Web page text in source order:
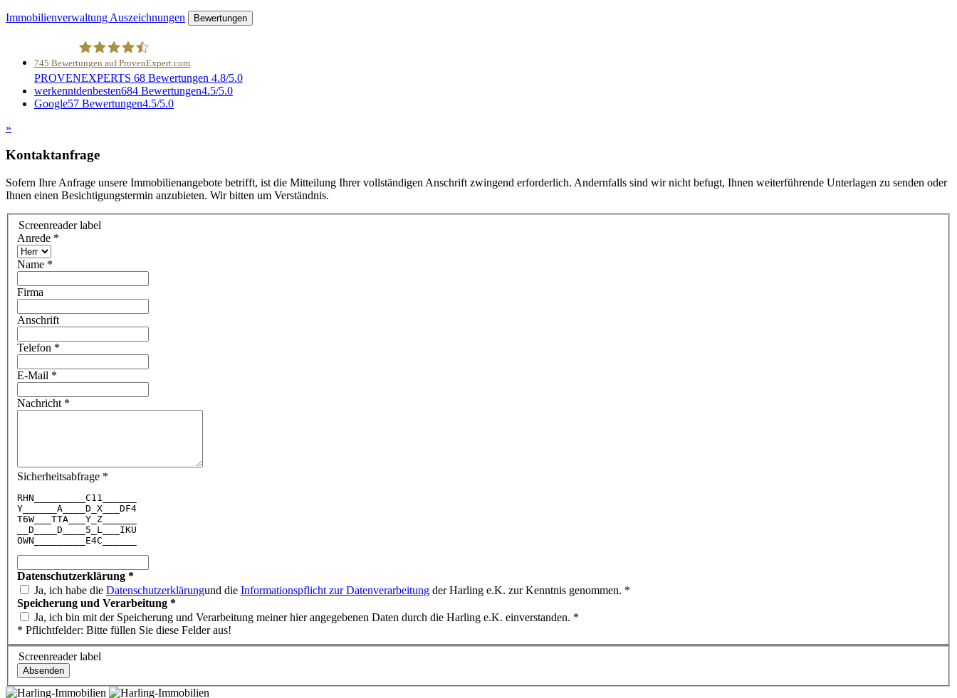
Immobilienverwaltung Auszeichnungen Bewertungen
Harling e.K.- Immobilien und Treuhand
745 Bewertungen auf ProvenExpert.com
PROVENEXPERTS 68 Bewertungen 4.8/5.0
werkenntdenbesten684 Bewertungen4.5/5.0
Google57 Bewertungen4.5/5.0
»
Kontaktanfrage
Sofern Ihre Anfrage unsere Immobilienangebote betrifft, ist die Mitteilung Ihrer vollständigen Anschrift zwingend erforderlich. Andernfalls sind wir nicht befugt, Ihnen weiterführende Unterlagen zu senden oder
Ihnen einen Besichtigungstermin anzubieten. Wir bitten um Verständnis.
Screenreader label
Anrede *
Name *
Firma
Anschrift
Telefon *
E-Mail *
Nachricht *
Sicherheitsabfrage *
RHN C1 1
Y
A D X DF4
T6W TTA Y Z
D D 5 L IKU
OWN E4C
Datenschutzerklärung *
Ja, ich habe die Datenschutzerklärungund die Informationspflicht zur Datenverarbeitung der Harling e.K. zur Kenntnis genommen. *
Speicherung und Verarbeitung *
Ja, ich bin mit der Speicherung und Verarbeitung meiner hier angegebenen Daten durch die Harling e.K. einverstanden. *
* Pflichtfelder: Bitte füllen Sie diese Felder aus!
Screenreader label